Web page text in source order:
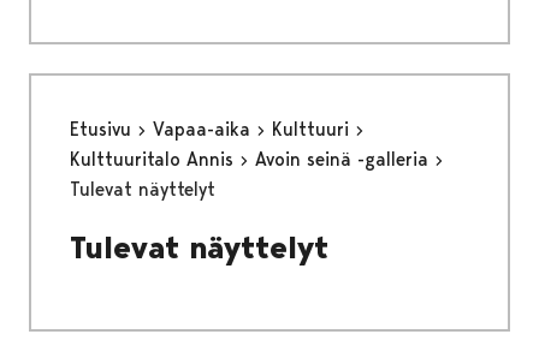
Etusivu Vapaa-aika
Kulttuuri
Kulttuuritalo Annis
Avoin seinä -galleria
Tulevat näyttelyt
Tulevat näyttelyt